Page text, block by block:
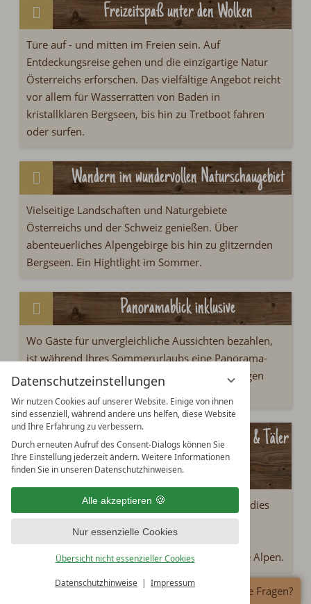
Datenschutzeinstellungen
Wir nutzen Cookies auf unserer Website. Einige von ihnen
sind essenziell, während andere uns helfen, diese Website
und Ihre Erfahrung zu verbessern.
Durch erneuten Aufruf des Consent-Dialogs können Sie
Ihre Einstellung jederzeit ändern. Weitere Informationen
finden Sie in unseren Datenschutzhinweisen.
Alle akzeptieren
Nur essenzielle Cookies
Übersicht nicht essenzieller Cookies
Datenschutzhinweise Impressum
Freizeitspaß unter den Wolken
Türe auf- und mitten im Freien sein. Auf
Entdeckungsreise gehen und die einzigartige Natur
Österreichs erforschen. Das vielfältige Angebot reicht
vor allem für Wasserratten von Baden in
kristallklaren Bergseen, bis hin zu Tretboot fahren
oder surfen.
Wandern im wundervollen Naturschaugebiet
Vielseitige Landschaften und Naturgebiete
Österreichs und der Schweiz genießen. Über
abenteuerliches Alpengebirge bis hin zu glitzernden
Bergseen. Ein Hightlight im Sommer.
Panoramablick inklusive
Wo Gäste für unvergleichliche Aussichten bezahlen,
ist während Ihres Sommerurlaubs eine Panorama-
Garantie inklusive. Freuen Sie sich auf die luftigen
Mountainbike-Touren durch die Berge & Täler
der Alpen
Was sich für Skifahrer im Winter als Pistenparadies
präsentiert, wird im Sommer zum Mekka für
Mountainbike Fans! Downhill, Singletrail oder
Freeride-Sie finden Ihre beste Route durch die Alpen.
Haben Sie Fragen?